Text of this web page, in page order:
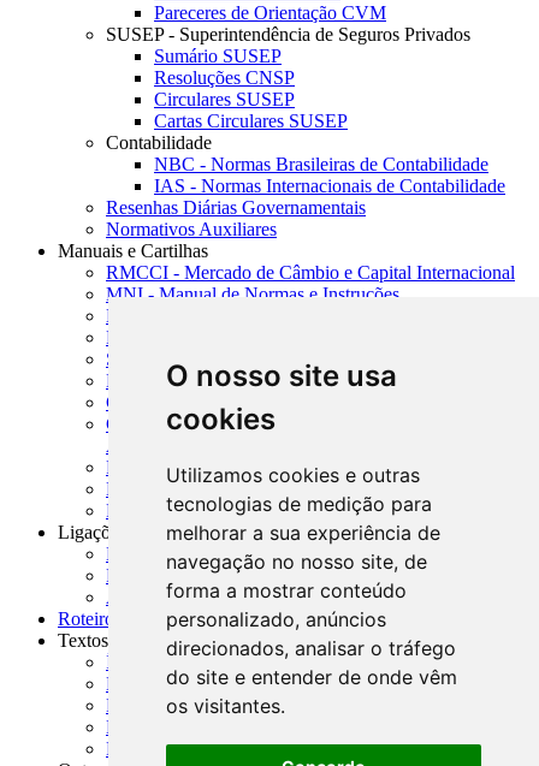
O nosso site usa
cookies
Utilizamos cookies e outras
tecnologias de medição para
melhorar a sua experiência de
navegação no nosso site, de
forma a mostrar conteúdo
personalizado, anúncios
direcionados, analisar o tráfego
do site e entender de onde vêm
os visitantes.
Pareceres de Orientação CVM
SUSEP - Superintendência de Seguros Privados
Sumário SUSEP
Resoluções CNSP
Circulares SUSEP
Cartas Circulares SUSEP
Contabilidade
NBC - Normas Brasileiras de Contabilidade
IAS - Normas Internacionais de Contabilidade
Resenhas Diárias Governamentais
Normativos Auxiliares
Manuais e Cartilhas
RMCCI - Mercado de Câmbio e Capital Internacional
MNI - Manual de Normas e Instruções
MTVM - Manual de Títulos e Valores Mobiliários
MCR - Manual de Crédito Rural
SISORF - Manual de Organização do SFN
MASUP - Manual de Supervisão Bancária
CADOC - Catálogo de Documentos
CNAE-CONCLA - Classificação Nacional de
Atividades Econômicas
PMF - Cartilhas do BCB
Manuais Auxiliares do BCB e Cosif-e
Resenhas Diárias Governamentais
Ligações Externas
Links Úteis
Presidência da República
Agências Nacionais Reguladoras
Roteiros para Estudos
Textos
Índice de Textos
Editorial
Monografias
Na Imprensa
Fórum de Discussão